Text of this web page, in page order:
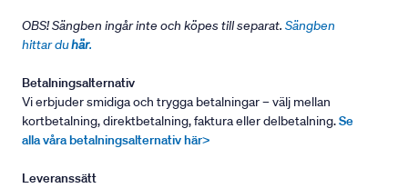
OBS! Sängben ingår inte och köpes till separat. Sängben
hittar duhär.
Betalningsalternativ
Vi erbjuder smidiga och trygga betalningar – välj mellan
kortbetalning, direktbetalning, faktura eller delbetalning.Se
alla våra betalningsalternativ här>
Leveranssätt